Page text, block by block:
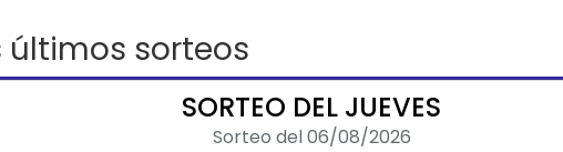
últimos sorteos
SORTEO DEL JUEVES
Sorteo del 06/08/2026